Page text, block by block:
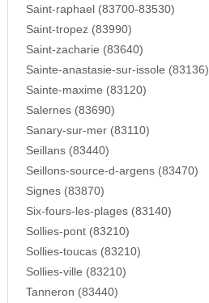
Saint-raphael (83700-83530)
Saint-tropez (83990)
Saint-zacharie (83640)
Sainte-anastasie-sur-issole (83136)
Sainte-maxime (83120)
Salernes (83690)
Sanary-sur-mer (83110)
Seillans (83440)
Seillons-source-d-argens (83470)
Signes (83870)
Six-fours-les-plages (83140)
Sollies-pont (83210)
Sollies-toucas (83210)
Sollies-ville (83210)
Tanneron (83440)